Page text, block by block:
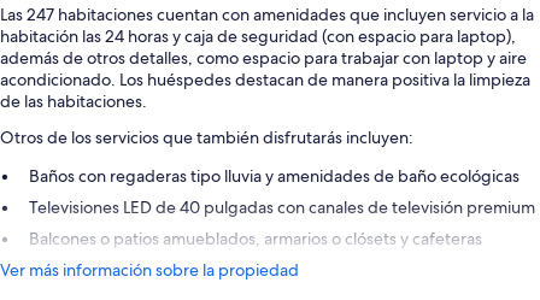
Las 247 habitaciones cuentan con amenidades que incluyen servicio a la
habitación las 24 horas y caja de seguridad (con espacio para laptop),
además de otros detalles, como espacio para trabajar con laptop y aire
acondicionado. Los huéspedes destacan de manera positiva la limpieza
de las habitaciones.
Otros de los servicios que también disfrutarás incluyen:
Baños con regaderas tipo lluvia y amenidades de baño ecológicas
Televisiones LED de 40 pulgadas con canales de televisión premium
Balcones o patios amueblados, armarios o clósets y cafeteras
Ver más información sobre la propiedad